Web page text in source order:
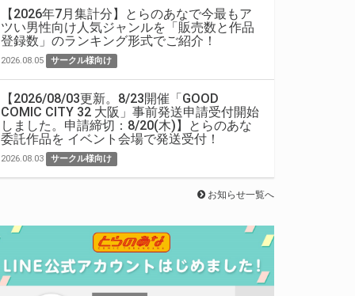
【2026年7月集計分】とらのあなで今最もア
ツい男性向け人気ジャンルを「販売数と作品
登録数」のランキング形式でご紹介！
2026.08.05 サークル様向け
【2026/08/03更新。8/23開催「GOOD
COMIC CITY 32 大阪」事前発送申請受付開始
しました。申請締切：8/20(木)】とらのあな
委託作品を イベント会場で発送受付！
2026.08.03 サークル様向け
お知らせ一覧へ